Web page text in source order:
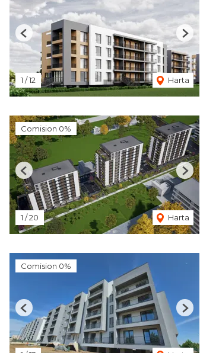
1 /12 Harta
Previous Next
Comision 0%
1 /20 Harta
Previous Next
Comision 0%
Previous Next